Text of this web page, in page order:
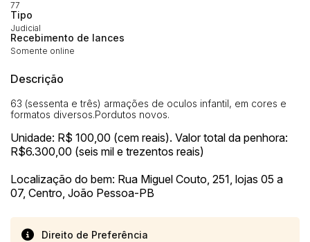
77
Tipo
Judicial
Recebimento de lances
Somente online
Descrição
63 (sessenta e três) armações de oculos infantil, em cores e
formatos diversos.Pordutos novos.
Unidade: R$ 100,00 (cem reais). Valor total da penhora:
R$6.300,00 (seis mil e trezentos reais)
Localização do bem: Rua Miguel Couto, 251, lojas 05 a
07, Centro, João Pessoa-PB
Direito de Preferência